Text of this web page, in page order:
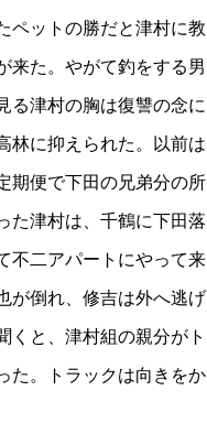
ペットの勝だと津村に教
来た。やがて釣をする男
る津村の胸は復讐の念に
林に抑えられた。以前は
期便で下田の兄弟分の所
た津村は、千鶴に下田落
不二アパートにやって来
が倒れ、修吉は外へ逃げ
くと、津村組の親分がト
た。トラックは向きをか